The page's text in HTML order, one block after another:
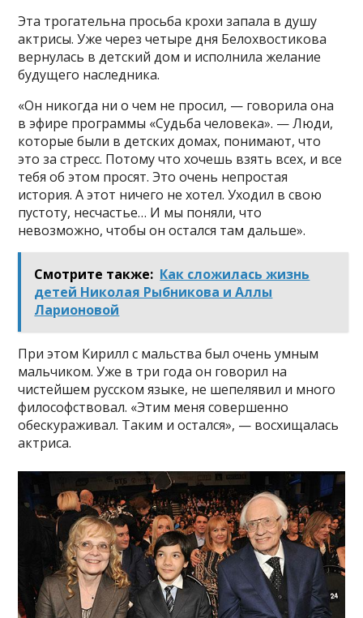
Эта трогательна просьба крохи запала в душу
актрисы. Уже через четыре дня Белохвостикова
вернулась в детский дом и исполнила желание
будущего наследника.
«Он никогда ни о чем не просил, — говорила она
в эфире программы «Судьба человека». — Люди,
которые были в детских домах, понимают, что
это за стресс. Потому что хочешь взять всех, и все
тебя об этом просят. Это очень непростая
история. А этот ничего не хотел. Уходил в свою
пустоту, несчастье… И мы поняли, что
невозможно, чтобы он остался там дальше».
Смотрите также: Как сложилась жизнь
детей Николая Рыбникова и Аллы
Ларионовой
При этом Кирилл с мальства был очень умным
мальчиком. Уже в три года он говорил на
чистейшем русском языке, не шепелявил и много
философствовал. «Этим меня совершенно
обескураживал. Таким и остался», — восхищалась
актриса.